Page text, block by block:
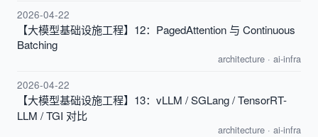
2026-04-22
【大模型基础设施工程】12：PagedAttention 与 Continuous
Batching
architecture · ai-infra
2026-04-22
【大模型基础设施工程】13：vLLM / SGLang / TensorRT-
LLM / TGI 对比
architecture · ai-infra